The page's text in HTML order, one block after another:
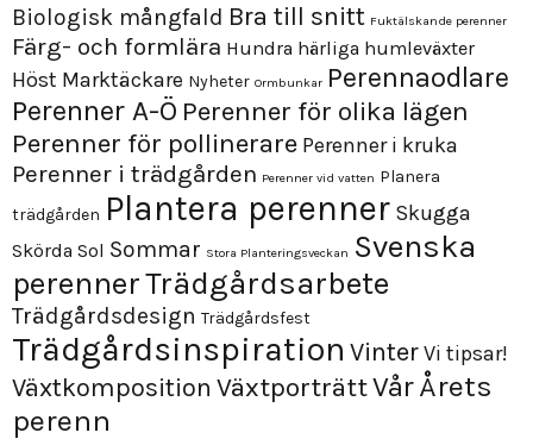
Biologisk mångfald Bra till snitt Fuktälskande perenner
Färg- och formlära Hundra härliga humleväxter
Höst Marktäckare Nyheter Ormbunkar Perennaodlare
Perenner A-Ö Perenner för olika lägen
Perenner för pollinerare Perenner i kruka
Perenner i trädgården Perenner vid vatten Planera
trädgården Plantera perenner Skugga
Skörda Sol Sommar Stora Planteringsveckan Svenska
perennerTrädgårdsarbete
Trädgårdsdesign Trädgårdsfest
Trädgårdsinspiration VinterVi tipsar!
Växtkomposition VäxtporträttVårÅrets
perenn